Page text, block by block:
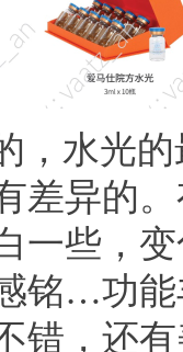
，水光
差异的
一些，
铭…功
错，还